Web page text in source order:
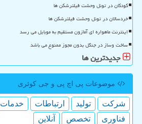
کودکان در تونل وحشت فیلترشکن ها
خردسالان در تونل وحشت فیلترشکن ها
اینترنت ماهواره ای آمازون مستقیم به موبایل می رسد
ساخت وساز در جنگل بدون مجوز ممنوع می باشد
جدیدترین ها
موضوعات پی اچ پی و جی كوئری
شركت تولید ارتباطات خدمات
فناوری
تخصص آنلاین